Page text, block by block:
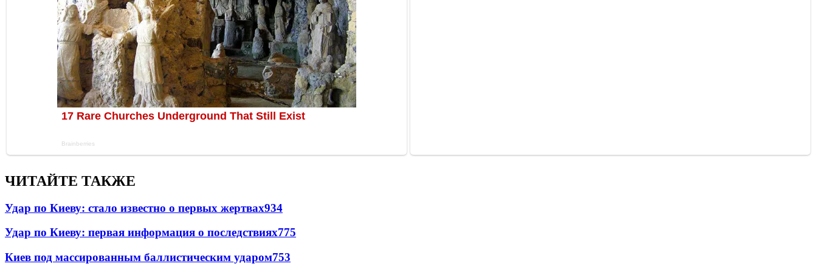
ЧИТАЙТЕ ТАКЖЕ
Удар по Киеву: стало известно о первых жертвах934
Удар по Киеву: первая информация о последствиях775
Киев под массированным баллистическим ударом753